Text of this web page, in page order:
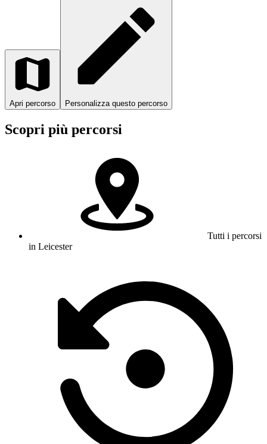
Apri percorso Personalizza questo percorso
Scopri più percorsi
Tutti i percorsi
in Leicester